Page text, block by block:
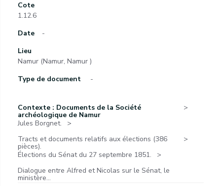
Cote
1.12.6
Date
-
Lieu
Namur (Namur, Namur )
Type de document
-
Contexte : Documents de la Société
archéologique de Namur
Jules Borgnet.
Tracts et documents relatifs aux élections (386
pièces).
Élections du Sénat du 27 septembre 1851.
Dialogue entre Alfred et Nicolas sur le Sénat, le
ministère...